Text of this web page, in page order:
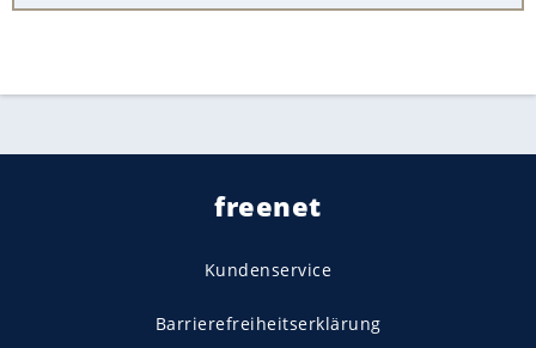
freenet
Kundenservice
Barrierefreiheitserklärung